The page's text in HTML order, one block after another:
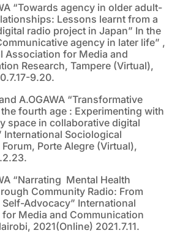
“Towards agency in older adult-
Lessons learnt from a
radio project in Japan” In the
agency in later life” ,
Association for Media and
Research, Tampere (Virtual),
9.20.
A.OGAWA “Transformative
fourth age : Experimenting with
space in collaborative digital
International Sociological
Porte Alegre (Virtual),
“Narrating Mental Health
Community Radio: From
Advocacy” International
Media and Communication
2021(Online) 2021.7.11.